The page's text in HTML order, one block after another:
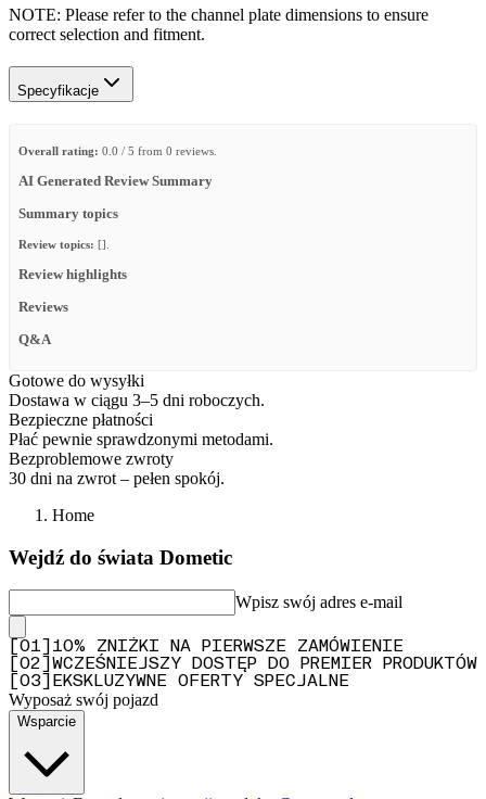
NOTE: Please refer to the channel plate dimensions to ensure
correct selection and fitment.
Specyfikacje
Overall rating: 0.0 / 5 from 0 reviews.
AI Generated Review Summary
Summary topics
Review topics: [].
Review highlights
Reviews
Q&A
Gotowe do wysyłki
Dostawa w ciągu 3–5 dni roboczych.
Bezpieczne płatności
Płać pewnie sprawdzonymi metodami.
Bezproblemowe zwroty
30 dni na zwrot – pełen spokój.
Home
Wejdź do świata Dometic
Wpisz swój adres e-mail
01
10% ZNIŻKI NA PIERWSZE ZAMÓWIENIE
02
WCZEŚNIEJSZY DOSTĘP DO PREMIER PRODUKTÓW
03 EKSKLUZYWNE OFERTY SPECJALNE
Wyposaż swój pojazd
Wsparcie